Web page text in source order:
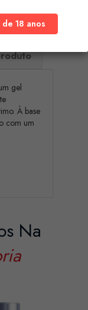
gel
À base
com um
Na
18 anos